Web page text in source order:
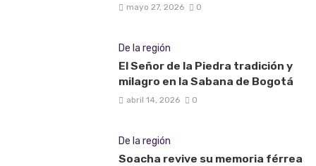
mayo 27, 2026 0
De la región
El Señor de la Piedra tradición y
milagro en la Sabana de Bogotá
abril 14, 2026 0
De la región
Soacha revive su memoria férrea